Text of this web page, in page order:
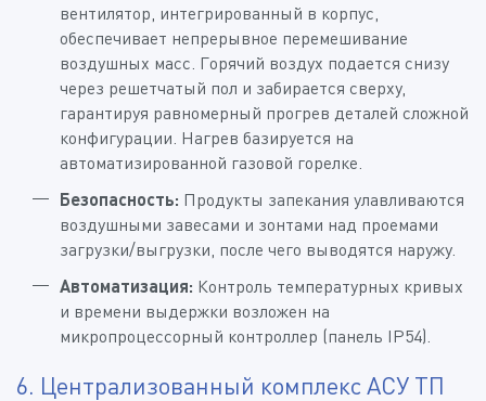
вентилятор, интегрированный в корпус,
обеспечивает непрерывное перемешивание
воздушных масс. Горячий воздух подается снизу
через решетчатый пол и забирается сверху,
гарантируя равномерный прогрев деталей сложной
конфигурации. Нагрев базируется на
автоматизированной газовой горелке.
Безопасность: Продукты запекания улавливаются
воздушными завесами и зонтами над проемами
загрузки/выгрузки, после чего выводятся наружу.
Автоматизация: Контроль температурных кривых
и времени выдержки возложен на
микропроцессорный контроллер (панель IP54).
6. Централизованный комплекс АСУ ТП